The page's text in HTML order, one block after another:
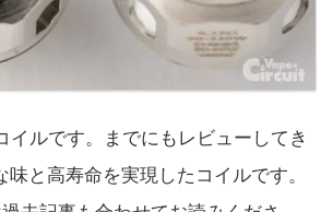
イルです。までにもレビューしてき
味と高寿命を実現したコイルです。